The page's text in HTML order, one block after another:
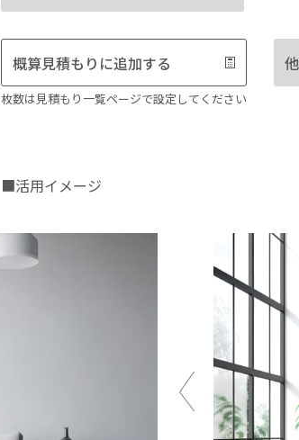
概算見積もりに追加する
枚数は見積もり一覧ページで設定してください
■活用イメージ